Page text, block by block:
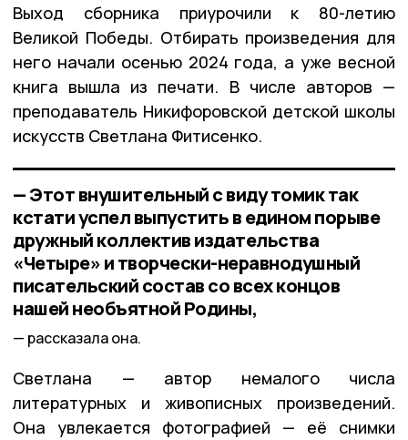
Выход сборника приурочили к 80-летию
Великой Победы. Отбирать произведения для
него начали осенью 2024 года, а уже весной
книга вышла из печати. В числе авторов —
преподаватель Никифоровской детской школы
искусств Светлана Фитисенко.
— Этот внушительный с виду томик так
кстати успел выпустить в едином порыве
дружный коллектив издательства
«Четыре» и творчески-неравнодушный
писательский состав со всех концов
нашей необъятной Родины,
рассказала она.
Светлана — автор немалого числа
литературных и живописных произведений.
Она увлекается фотографией — её снимки